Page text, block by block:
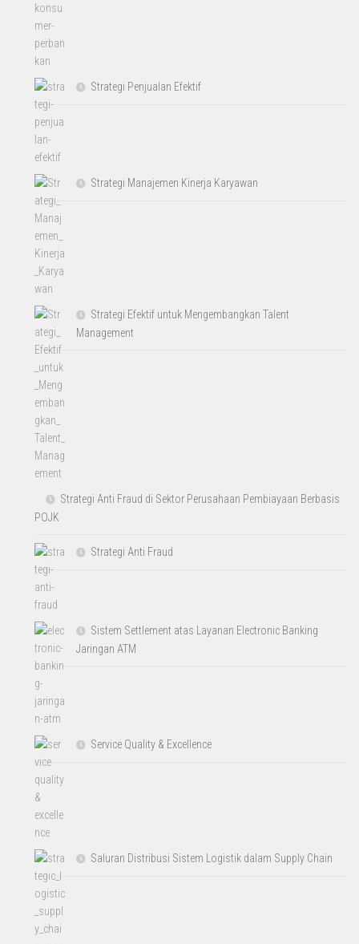
Strategi Penjualan Efektif
Strategi Manajemen Kinerja Karyawan
Strategi Efektif untuk Mengembangkan Talent
Management
Strategi Anti Fraud di Sektor Perusahaan Pembiayaan Berbasis
POJK
Strategi Anti Fraud
Sistem Settlement atas Layanan Electronic Banking
Jaringan ATM
Service Quality & Excellence
Saluran Distribusi Sistem Logistik dalam Supply Chain